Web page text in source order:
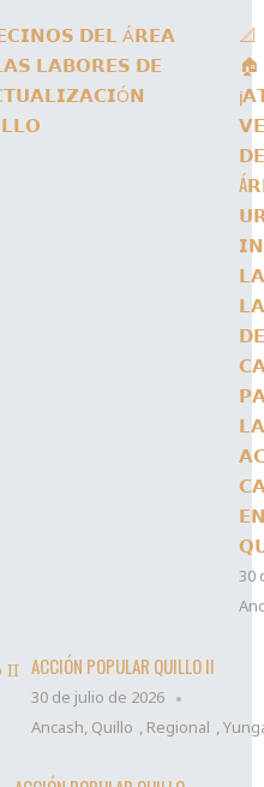
📐
🏠
𝗗𝗘
𝗟𝗔
30
ACCIÓN POPULAR QUILLO II
30 de julio de 2026
Ancash, Quillo , Regional ,